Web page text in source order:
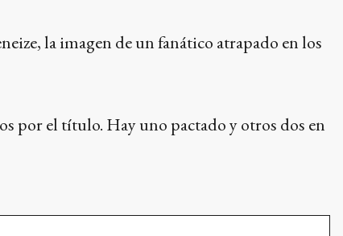
la imagen de un fanático atrapado en los
por el título. Hay uno pactado y otros dos en